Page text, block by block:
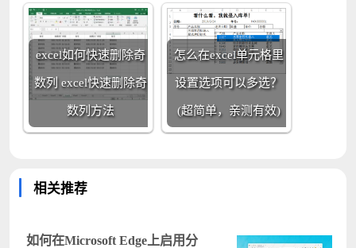
excel如何快速删除奇
数列 excel快速删除奇
数列方法
怎么在excel单元格里
设置选项可以多选？
(超简单，亲测有效)
相关推荐
如何在Microsoft Edge上启用分